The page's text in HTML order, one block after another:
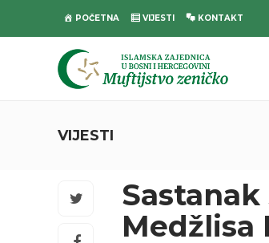
POČETNA VIJESTI KONTAKT
VIJESTI
Medžlisa